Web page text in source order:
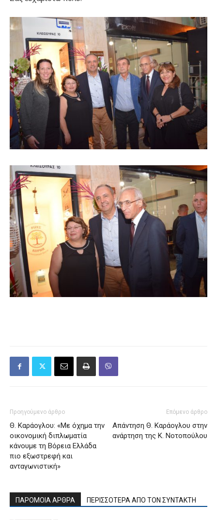
Προηγούμενο άρθρο
Θ. Καράογλου: «Με όχημα την
οικονομική διπλωματία
κάνουμε τη Βόρεια Ελλάδα
πιο εξωστρεφή και
ανταγωνιστική»
Επόμενο άρθρο
Απάντηση Θ. Καράογλου στην
ανάρτηση της Κ. Νοτοπούλου
ΠΑΡΟΜΟΙΑ ΑΡΘΡΑ ΠΕΡΙΣΣΟΤΕΡΑ ΑΠΟ ΤΟΝ ΣΥΝΤΑΚΤΗ